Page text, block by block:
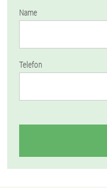
Name
Telefon